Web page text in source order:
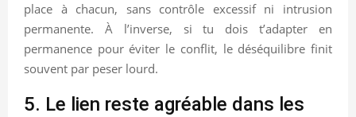
place à chacun, sans contrôle excessif ni intrusion
permanente. À l’inverse, si tu dois t’adapter en
permanence pour éviter le conflit, le déséquilibre finit
souvent par peser lourd.
5. Le lien reste agréable dans les